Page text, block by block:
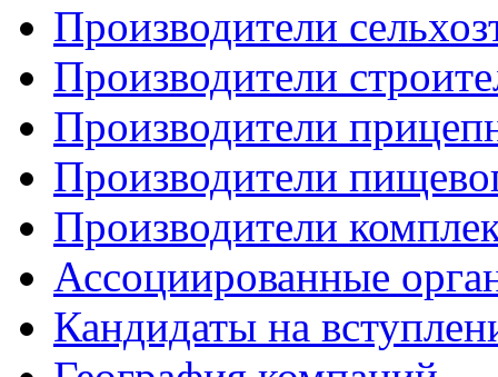
Производители
Производители
Производители
Производители
Производители
Ассоциированные
Кандидаты на